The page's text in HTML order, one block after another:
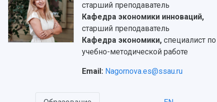
старший преподаватель
Кафедра экономики инноваций,
старший преподаватель
Кафедра экономики, специалист по
учебно-методической работе
Email: Nagornova.es@ssau.ru